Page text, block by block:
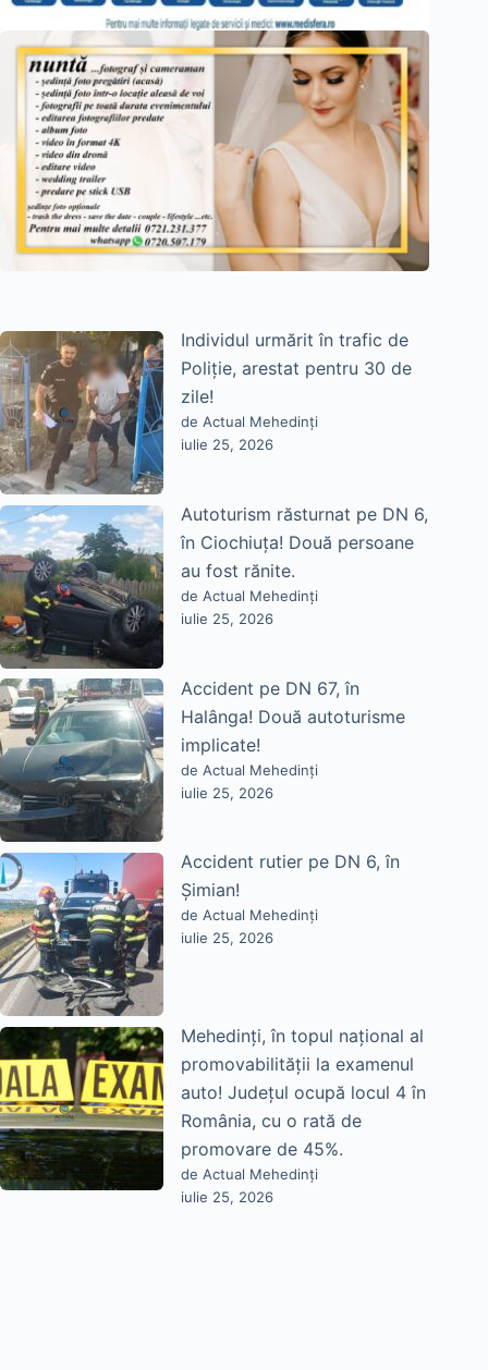
Individul urmărit în trafic de
Poliție, arestat pentru 30 de
zile!
de Actual Mehedinți
iulie 25, 2026
Autoturism răsturnat pe DN 6,
în Ciochiuța! Două persoane
au fost rănite.
de Actual Mehedinți
iulie 25, 2026
Accident pe DN 67, în
Halânga! Două autoturisme
implicate!
de Actual Mehedinți
iulie 25, 2026
Accident rutier pe DN 6, în
Șimian!
de Actual Mehedinți
iulie 25, 2026
Mehedinți, în topul național al
promovabilității la examenul
auto! Județul ocupă locul 4 în
România, cu o rată de
promovare de 45%.
de Actual Mehedinți
iulie 25, 2026